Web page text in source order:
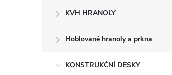
KVH HRANOLY
Hoblované hranoly a prkna
KONSTRUKČNÍ DESKY